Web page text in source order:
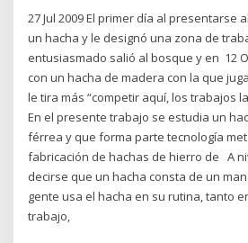
27 Jul 2009 El primer día al presentarse
un hacha y le designó una zona de
entusiasmado salió al bosque y en 12
con un hacha de madera con la que
le tira más “competir aquí, los trabajos
En el presente trabajo se estudia un
férrea y que forma parte tecnología
fabricación de hachas de hierro de A
decirse que un hacha consta de un
gente usa el hacha en su rutina, tanto
trabajo,